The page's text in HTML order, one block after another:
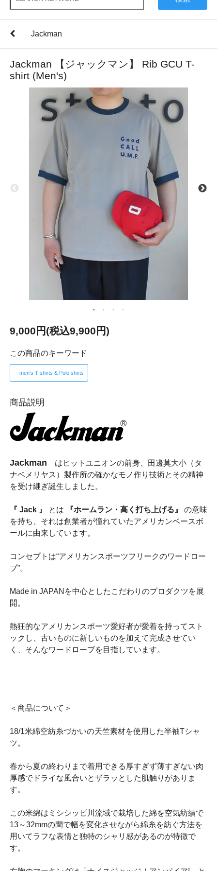
Jackman
Jackman 【ジャックマン】 Rib GCU T-
shirt (Men's)
9,000円(税込9,900円)
この商品のキーワード
men's T-shirts & Polo shirts
商品説明
Jackman はヒットユニオンの前身、田邊莫大小（タ
ナベメリヤス）製作所の確かなモノ作り技術とその精神
を受け継ぎ誕生しました。
『 Jack 』 とは 『ホームラン・高く打ち上げる』
の意味
を持ち、それは創業者が憧れていたアメリカンベースボ
ールに由来しています。
コンセプトは“アメリカンスポーツフリークのワードロー
ブ”。
Made in JAPANを中心としたこだわりのプロダクツを展
開。
熱狂的なアメリカンスポーツ愛好者が愛着を持ってスト
ックし、古いものに新しいものを加えて完成させてい
く、そんなワードローブを目指しています。
＜商品について＞
18/1米綿空紡糸づかいの天竺素材を使用した半袖Tシャ
ツ。
春から夏の終わりまで着用できる厚すぎず薄すぎない肉
厚感でドライな風合いとザラッとした肌触りがありま
す。
この米綿はミシシッピ川流域で栽培した綿を空気紡績で
13～32mmの間で幅を変化させながら綿糸を紡ぐ方法を
用いてラフな表情と独特のシャリ感があるのが特徴で
す。